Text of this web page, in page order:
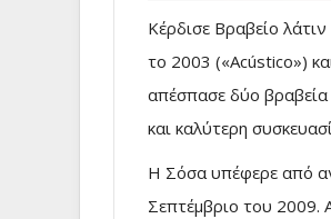
Κέρδισε Βραβείο
το 2003 («Acústico»)
απέσπασε δύο βραβεία
και καλύτερη
Η Σόσα υπέφερε από
Σεπτέμβριο του 2009.